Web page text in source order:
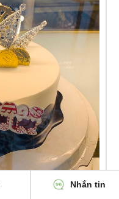
Nhắn tin